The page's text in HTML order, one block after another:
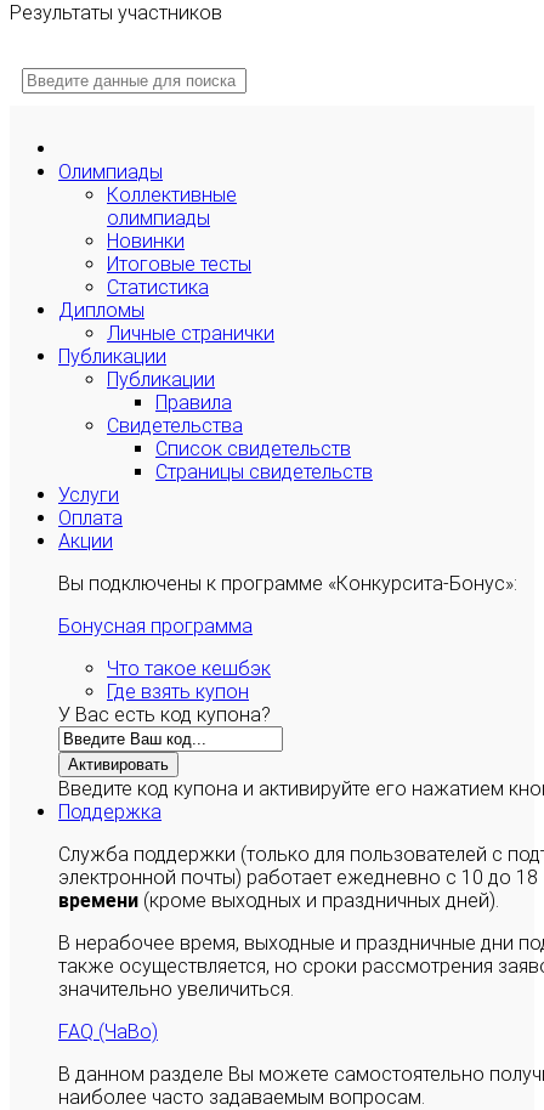
Результаты участников
Олимпиады
Коллективные
олимпиады
Новинки
Итоговые тесты
Статистика
Дипломы
Личные странички
Публикации
Публикации
Правила
Свидетельства
Список свидетельств
Страницы свидетельств
Услуги
Оплата
Акции
Вы подключены к программе «Конкурсита-Бонус»:
Бонусная программа
Что такое кешбэк
Где взять купон
У Вас есть код купона?
Активировать
Введите код купона и активируйте его нажатием
Поддержка
Служба поддержки (только для пользователей с
электронной почты) работает ежедневно с 10 до
времени (кроме выходных и праздничных дней).
В нерабочее время, выходные и праздничные дни
также осуществляется, но сроки рассмотрения
значительно увеличиться.
FAQ (ЧаВо)
В данном разделе Вы можете самостоятельно
наиболее часто задаваемым вопросам.